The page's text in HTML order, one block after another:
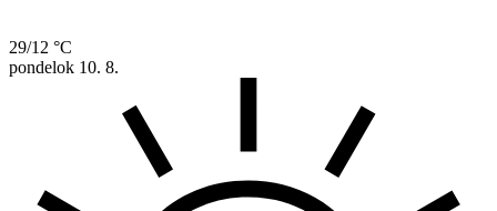
29/12 °C
pondelok 10. 8.